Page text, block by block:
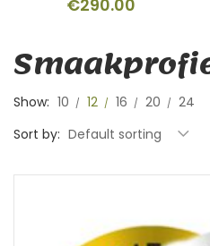
€290.00
Show: 10 12 16 20
24
Sort by: Default sorting